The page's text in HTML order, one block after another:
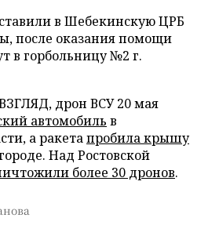
в Шебекинскую ЦРБ
после оказания помощи
в горбольницу №2 г.
дрон ВСУ 20 мая
автомобиль в
а ракетапробила крышу
Над Ростовской
более 30 дронов.